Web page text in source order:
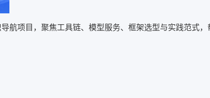
航项目，聚焦工具链、模型服务、框架选型与实践范式